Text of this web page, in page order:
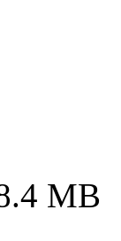
MB